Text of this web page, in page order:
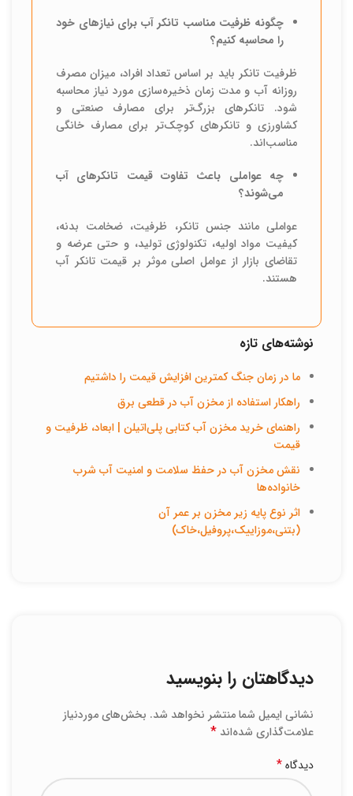
چگونه ظرفیت مناسب تانکر آب برای نیازهای خود
را محاسبه کنیم؟
ظرفیت تانکر باید بر اساس تعداد افراد، میزان مصرف
روزانه آب و مدت زمان ذخیره‌سازی مورد نیاز محاسبه
شود. تانکرهای بزرگ‌تر برای مصارف صنعتی و
کشاورزی و تانکرهای کوچک‌تر برای مصارف خانگی
مناسب‌اند.
چه عواملی باعث تفاوت قیمت تانکرهای آب
می‌شوند؟
عواملی مانند جنس تانکر، ظرفیت، ضخامت بدنه،
کیفیت مواد اولیه، تکنولوژی تولید، و حتی عرضه و
تقاضای بازار از عوامل اصلی موثر بر قیمت تانکر آب
هستند.
نوشته‌های تازه
ما در زمان جنگ کمترین افزایش قیمت را داشتیم
راهکار استفاده از مخزن آب در قطعی برق
راهنمای خرید مخزن آب کتابی پلی‌اتیلن | ابعاد، ظرفیت و
قیمت
نقش مخزن آب در حفظ سلامت و امنیت آب شرب
خانواده‌ها
اثر نوع پایه زیر مخزن بر عمر آن
(بتنی،موزاییک،پروفیل،خاک)
دیدگاهتان را بنویسید
نشانی ایمیل شما منتشر نخواهد شد. بخش‌های موردنیاز
علامت‌گذاری شده‌اند *
دیدگاه*